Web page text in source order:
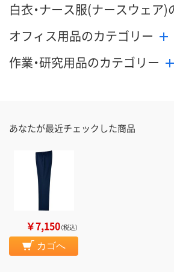
白衣・ナース服(ナースウェア
オフィス用品のカテゴリー
作業・研究用品のカテゴリー
あなたが最近チェックした商品
￥7,150（税込）
カゴへ